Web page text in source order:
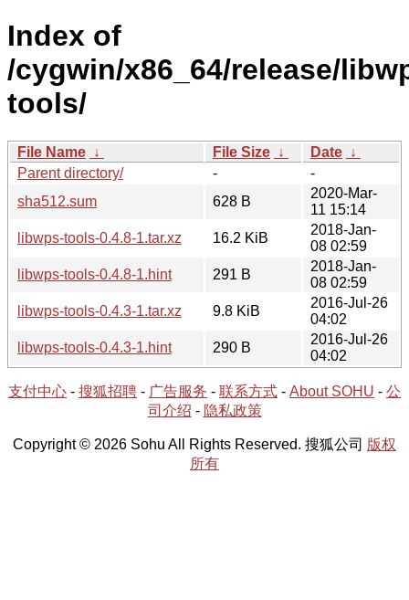
Index of
/cygwin/x86_64/release/
tools/
File Name ↓ File Size ↓ Date ↓
Parent directory/
-
-
sha512.sum
628 B
2020-Mar-
11 15:14
libwps-tools-0.4.8-1.tar.xz
16.2 KiB
2018-Jan-
08 02:59
libwps-tools-0.4.8-1.hint
291 B
2018-Jan-
08 02:59
libwps-tools-0.4.3-1.tar.xz
9.8 KiB
2016-Jul-26
04:02
libwps-tools-0.4.3-1.hint
290 B
2016-Jul-26
04:02
支付中心 - 搜狐招聘 - 广告服务 - 联系方式 - About SOHU - 公
司介绍 - 隐私政策
Copyright © 2026 Sohu All Rights Reserved. 搜狐公司 版权
所有